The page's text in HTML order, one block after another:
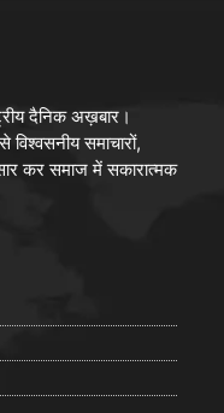
दैनिक अख़बार।
समाचारों,
कर समाज में सकारात्मक